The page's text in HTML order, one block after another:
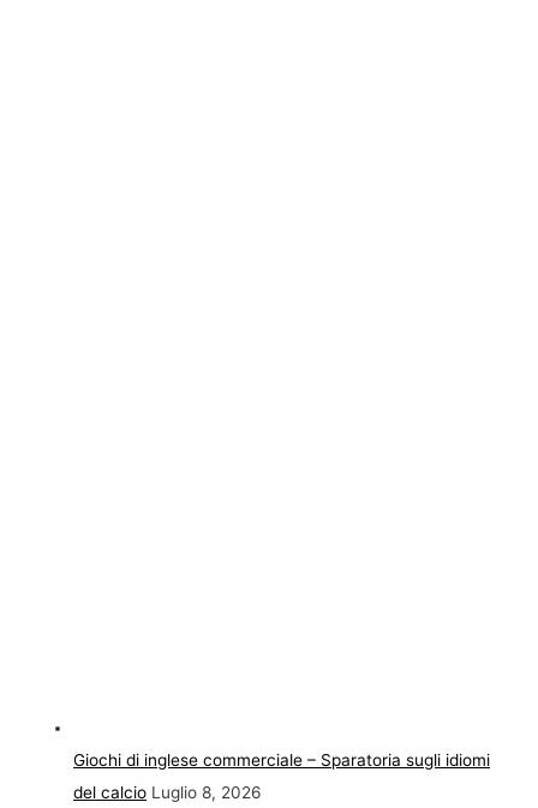
Giochi di inglese commerciale – Sparatoria sugli idiomi
del calcio Luglio 8, 2026